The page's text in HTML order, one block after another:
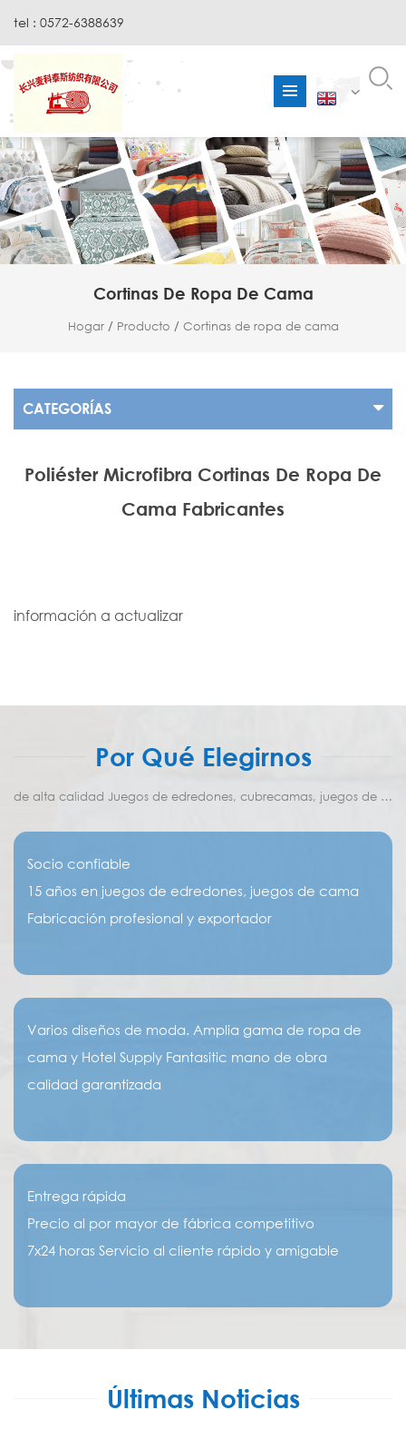
tel : 0572-6388639
Cortinas De Ropa De Cama
Hogar/ Producto / Cortinas de ropa de cama
CATEGORÍAS
Poliéster Microfibra Cortinas De Ropa De
Cama Fabricantes
información a actualizar
Por Qué Elegirnos
de alta calidad Juegos de edredones, cubrecamas, juegos de ropa de cama Proveedor y fabricante
Socio confiable
15 años en juegos de edredones, juegos de cama
Fabricación profesional y exportador
Varios diseños de moda. Amplia gama de ropa de
cama y Hotel Supply Fantasitic mano de obra
calidad garantizada
Entrega rápida
Precio al por mayor de fábrica competitivo
7x24 horas Servicio al cliente rápido y amigable
Últimas Noticias